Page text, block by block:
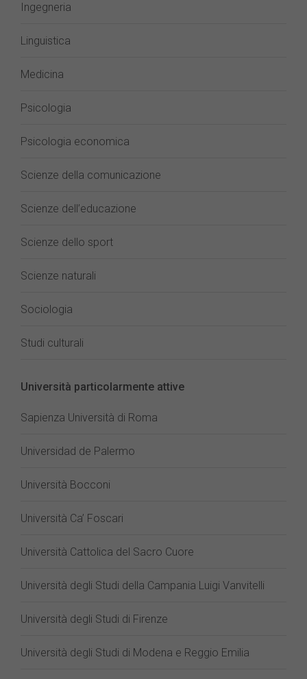
Ingegneria
Linguistica
Medicina
Psicologia
Psicologia economica
Scienze della comunicazione
Scienze dell’educazione
Scienze dello sport
Scienze naturali
Sociologia
Studi culturali
Università particolarmente attive
Sapienza Università di Roma
Universidad de Palermo
Università Bocconi
Università Ca’ Foscari
Università Cattolica del Sacro Cuore
Università degli Studi della Campania Luigi Vanvitelli
Università degli Studi di Firenze
Università degli Studi di Modena e Reggio Emilia